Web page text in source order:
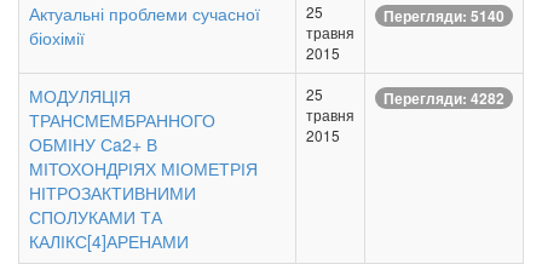
Актуальні проблеми сучасної
біохімії
25
травня
2015
Перегляди: 5140
МОДУЛЯЦІЯ
ТРАНСМЕМБРАННОГО
ОБМІНУ Сa2+ В
МІТОХОНДРІЯХ МІОМЕТРІЯ
НІТРОЗАКТИВНИМИ
СПОЛУКАМИ ТА
КАЛІКС[4]АРЕНАМИ
25
травня
2015
Перегляди: 4282